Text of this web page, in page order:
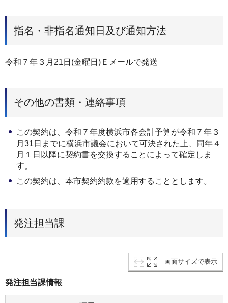
指名・非指名通知日及び通知方法
令和７年３月21日(金曜日)Ｅメールで発送
その他の書類・連絡事項
この契約は、令和７年度横浜市各会計予算が令和７年３
⽉31⽇までに横浜市議会において可決された上、同年４
⽉１⽇以降に契約書を交換することによって確定しま
す。
この契約は、本市契約約款を適⽤することとします。
発注担当課
画面サイズで表示
発注担当課情報